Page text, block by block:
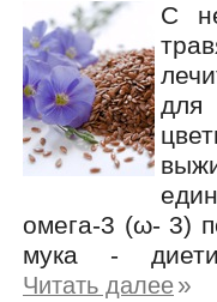
С
для
омега-3 (ω- 3)
мука -
Читать далее»